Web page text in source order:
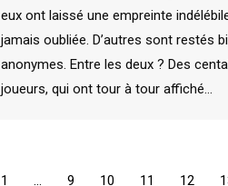
eux ont laissé une empreinte
jamais oubliée. D’autres sont restés
anonymes. Entre les deux ? Des
joueurs, qui ont tour à tour affiché…
1 … 9 10 11 12